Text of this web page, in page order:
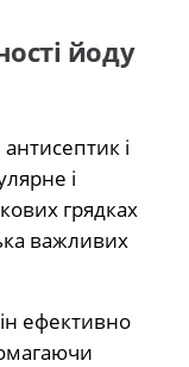
йоду
і
і
грядках
важливих
ефективно